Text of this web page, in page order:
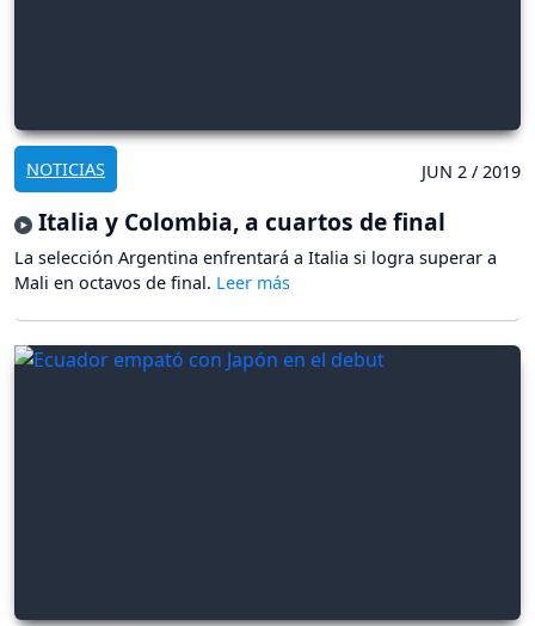
NOTICIAS JUN 2 / 2019
Italia y Colombia, a cuartos de final
La selección Argentina enfrentará a Italia si logra superar a
Mali en octavos de final.